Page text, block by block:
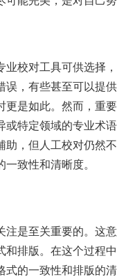
业校对工具可供选择
误，有些甚至可以提
更是如此。然而，重
特定领域的专业术
助，但人工校对仍然
致性和清晰度。
注是至关重要的。这
排版。在这个过程
式的一致性和排版的